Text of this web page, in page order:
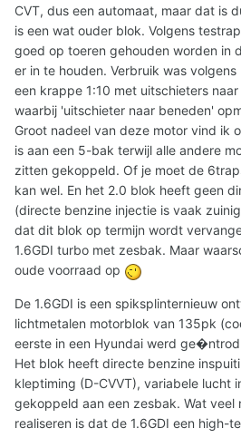
CVT, dus een automaat, maar dat is
is een wat ouder blok. Volgens
goed op toeren gehouden worden in
er in te houden. Verbruik was
een krappe 1:10 met uitschieters
waarbij 'uitschieter naar beneden'
Groot nadeel van deze motor vind ik
is aan een 5-bak terwijl alle andere
zitten gekoppeld. Of je moet de
kan wel. En het 2.0 blok heeft geen
(directe benzine injectie is vaak
dat dit blok op termijn wordt
1.6GDI turbo met zesbak. Maar
oude voorraad op
De 1.6GDI is een spiksplinternieuw
lichtmetalen motorblok van 135pk
eerste in een Hyundai werd
Het blok heeft directe benzine
kleptiming (D-CVVT), variabele lucht
gekoppeld aan een zesbak. Wat veel
realiseren is dat de 1.6GDI een high-